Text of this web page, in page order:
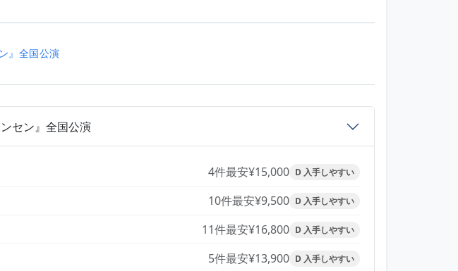
』全国公演
セン』全国公演
4件最安¥15,000 D 入手しやすい
10件最安¥9,500 D 入手しやすい
11件最安¥16,800 D 入手しやすい
5件最安¥13,900 D 入手しやすい